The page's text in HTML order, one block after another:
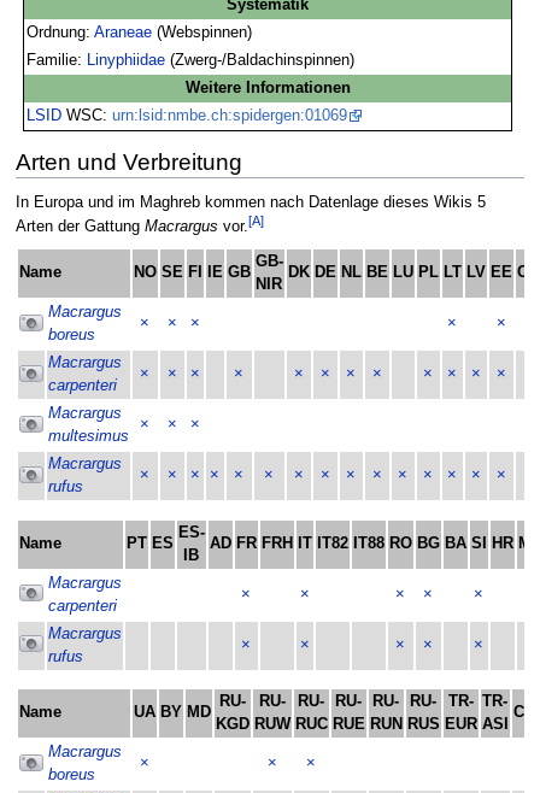
Systematik
Ordnung:Araneae (Webspinnen)
Familie:
Linyphiidae (Zwerg-/Baldachinspinnen)
Weitere Informationen
LSID WSC:urn:lsid:nmbe.ch:spidergen:01069
Arten und Verbreitung
In Europa und im Maghreb kommen nach Datenlage dieses Wikis 5
Arten der Gattung Macrargus vor.[A]
Name NO SE FI IE GB
GB-
NIR
DK DE NL BE LU PL LT LV EE CH
Macrargus
boreus
× × × × ×
Macrargus
carpenteri
× × × × × × × × × × × ×
Macrargus
multesimus
× × ×
Macrargus
rufus
× × × × × × × × × × × × × × ×
Name PT ES
ES-
IB
AD FR FRH IT IT82 IT88 RO BG BA SI HR
Macrargus
carpenteri
× × × × ×
Macrargus
rufus
× × × × ×
Name UA BY MD
RU-
KGD
RU-
RUW
RU-
RUC
RU-
RUE
RU-
RUN
RU-
RUS
TR-
EUR
TR-
ASI
CY
Macrargus
boreus
× × ×